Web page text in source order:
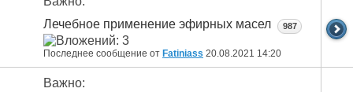
Лечебное применение эфирных масел
Последнее сообщение от Fatiniass 20.08.2021 14:20
987
Важно: